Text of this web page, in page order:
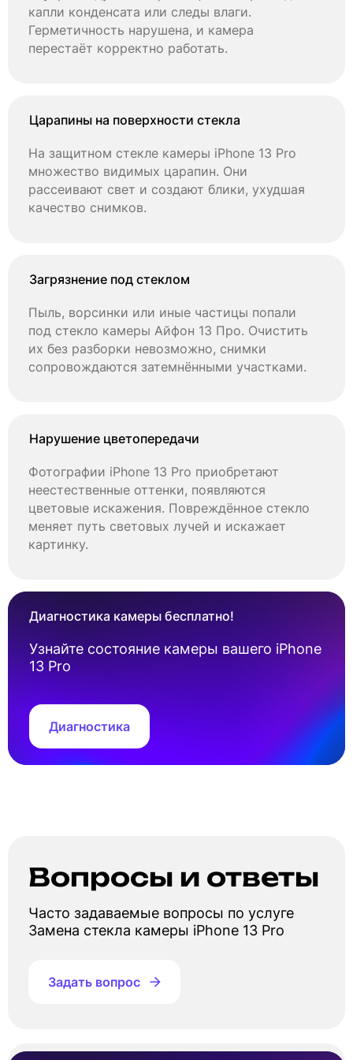
капли конденсата или следы влаги.
Герметичность нарушена, и камера
перестаёт корректно работать.
Царапины на поверхности стекла
На защитном стекле камеры iPhone 13 Pro
множество видимых царапин. Они
рассеивают свет и создают блики, ухудшая
качество снимков.
Загрязнение под стеклом
Пыль, ворсинки или иные частицы попали
под стекло камеры Айфон 13 Про. Очистить
их без разборки невозможно, снимки
сопровождаются затемнёнными участками.
Нарушение цветопередачи
Фотографии iPhone 13 Pro приобретают
неестественные оттенки, появляются
цветовые искажения. Повреждённое стекло
меняет путь световых лучей и искажает
картинку.
Диагностика камеры бесплатно!
Узнайте состояние камеры вашего iPhone
13 Pro
Диагностика
Вопросы и ответы
Часто задаваемые вопросы по услуге
Замена стекла камеры iPhone 13 Pro
Задать вопрос